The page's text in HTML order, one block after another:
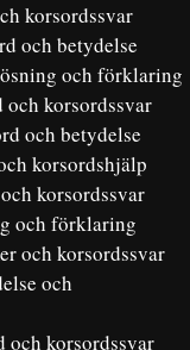
korsordssvar
och betydelse
och förklaring
och korsordssvar
och betydelse
korsordshjälp
korsordssvar
och förklaring
och korsordssvar
och
och korsordssvar